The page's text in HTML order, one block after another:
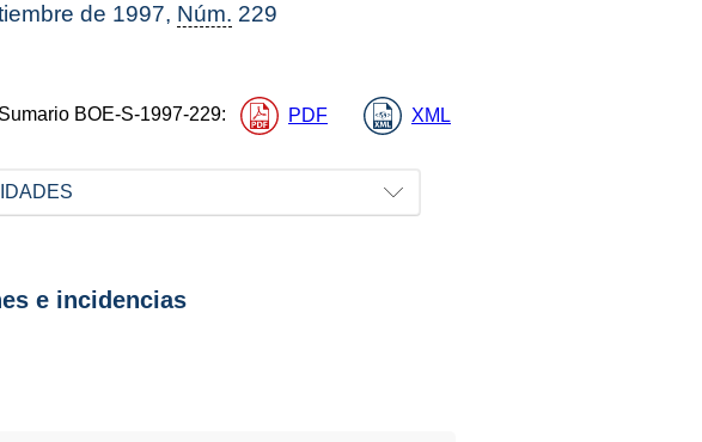
de 1997, Núm. 229
Sumario BOE-S-1997-229: PDF XML
e incidencias